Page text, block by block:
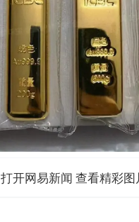
打开网易新闻 查看精彩图